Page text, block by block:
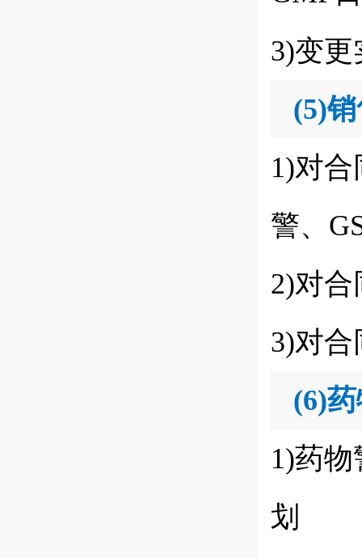
3)变
(5)
1)对
警、
2)对
3)对
(6)
1)药
划